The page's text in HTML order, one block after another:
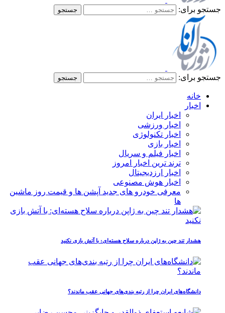
جستجو برای:
جستجو برای:
خانه
اخبار
اخبار ایران
اخبار ورزشی
اخبار تکنولوژی
اخبار بازی
اخبار فیلم و سریال
ترند ترین اخبار امروز
اخبار ارزدیجیتال
اخبار هوش مصنوعی
معرفی خودرو های جدید آپشن‌ ها و قیمت روز ماشین‌
ها
هشدار تند چین به ژاپن درباره سلاح هسته‌ای: با آتش بازی نکنید
دانشگاه‌های ایران چرا از رتبه‌ بندی‌های جهانی عقب ماندند؟